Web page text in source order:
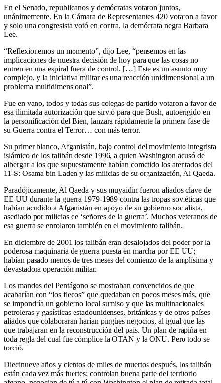
En el Senado, republicanos y demócratas votaron juntos,
unánimemente. En la Cámara de Representantes 420 votaron a favor
y solo una congresista votó en contra, la demócrata negra Barbara
Lee.
“Reflexionemos un momento”, dijo Lee, “pensemos en las
implicaciones de nuestra decisión de hoy para que las cosas no
entren en una espiral fuera de control. […] Este es un asunto muy
complejo, y la iniciativa militar es una reacción unidimensional a un
problema multidimensional”.
Fue en vano, todos y todas sus colegas de partido votaron a favor de
esa ilimitada autorización que sirvió para que Bush, autoerigido en
la personificación del Bien, lanzara rápidamente la primera fase de
su Guerra contra el Terror… con más terror.
Su primer blanco, Afganistán, bajo control del movimiento integrista
islámico de los talibán desde 1996, a quien Washington acusó de
albergar a los que supuestamente habían cometido los atentados del
11-S: Osama bin Laden y las milicias de su organización, Al Qaeda.
Paradójicamente, Al Qaeda y sus muyaidin fueron aliados clave de
EE UU durante la guerra 1979-1989 contra las tropas soviéticas que
habían acudido a Afganistán en apoyo de su gobierno socialista,
asediado por milicias de ‘señores de la guerra’. Muchos veteranos de
esa guerra se enrolaron también en el movimiento talibán.
En diciembre de 2001 los talibán eran desalojados del poder por la
poderosa maquinaria de guerra puesta en marcha por EE UU;
habían pasado menos de tres meses del comienzo de la amplísima y
devastadora operación militar.
Los mandos del Pentágono se mostraban convencidos de que
acabarían con “los flecos” que quedaban en pocos meses más, que
se impondría un gobierno local sumiso y que las multinacionales
petroleras y gasísticas estadounidenses, británicas y de otros países
aliados que colaboraran harían pingües negocios, al igual que las
que trabajaran en la reconstrucción del país. Un plan de rapiña en
toda regla del cual fue cómplice la OTAN y la ONU. Pero todo se
torció.
Diecinueve años y cientos de miles de muertos después, los talibán
están cada vez más fuertes; controlan buena parte del territorio